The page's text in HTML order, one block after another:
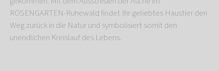
ROSENGARTEN-Ruhewald findet Ihr geliebtes Haustier den
Weg zurück in die Natur und symbolisiert somit den
unendlichen Kreislauf des Lebens.